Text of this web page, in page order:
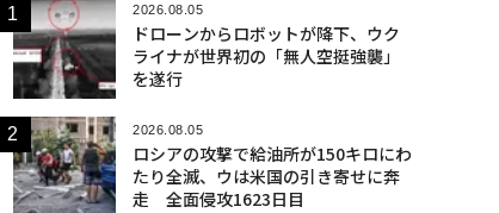
2026.08.05
ドローンからロボットが降下、ウク
ライナが世界初の「無人空挺強襲」
を遂行
2026.08.05
ロシアの攻撃で給油所が150キロにわ
たり全滅、ウは米国の引き寄せに奔
走 全面侵攻1623日目